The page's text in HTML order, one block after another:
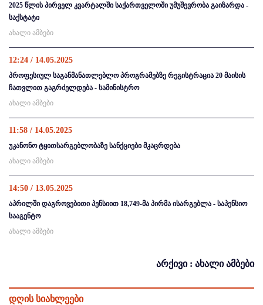
2025 წლის პირველ კვარტალში საქართველოში უმუშევრობა გაიზარდა -
საქსტატი
ახალი ამბები
12:24 / 14.05.2025
პროფესიულ საგანმანათლებლო პროგრამებზე რეგისტრაცია 20 მაისის
ჩათვლით გაგრძელდება - სამინისტრო
ახალი ამბები
11:58 / 14.05.2025
უკანონო ტყითსარგებლობაზე სანქციები მკაცრდება
ახალი ამბები
14:50 / 13.05.2025
აპრილში დაგროვებითი პენსიით 18,749-მა პირმა ისარგებლა - საპენსიო
სააგენტო
ახალი ამბები
არქივი : ახალი ამბები
დღის სიახლეები